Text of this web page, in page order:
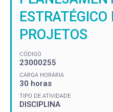
ESTRATÉGICO
PROJETOS
CÓDIGO
23000255
CARGA HORÁRIA
30 horas
TIPO DE ATIVIDADE
DISCIPLINA